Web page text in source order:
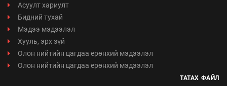
Асуулт хариулт
Бидний тухай
Мэдээ мэдээлэл
Хууль, эрх зүй
Олон нийтийн цагдаа ерөнхий мэдээлэл
Олон нийтийн цагдаа ерөнхий мэдээлэл
ТАТАХ ФАЙЛ